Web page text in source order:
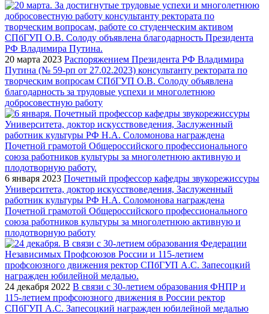
20 марта 2023 Распоряжением Президента РФ Владимира
Путина (№ 59-рп от 27.02.2023) консультанту ректората по
творческим вопросам СПбГУП О.В. Солоду объявлена
благодарность за трудовые успехи и многолетнюю
добросовестную работу
6 января 2023 Почетный профессор кафедры звукорежиссуры
Университета, доктор искусствоведения, Заслуженный
работник культуры РФ Н.А. Соломонова награждена
Почетной грамотой Общероссийского профессионального
союза работников культуры за многолетнюю активную и
плодотворную работу
24 декабря 2022 В связи с 30-летием образования ФНПР и
115-летием профсоюзного движения в России ректор
СПбГУП А.С. Запесоцкий награжден юбилейной медалью